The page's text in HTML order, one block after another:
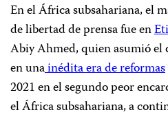
En el África subsahariana, el
de libertad de prensa fue en
Abiy Ahmed, quien asumió
en unainédita era de reformas
2021 en el segundo peor
el África subsahariana, a